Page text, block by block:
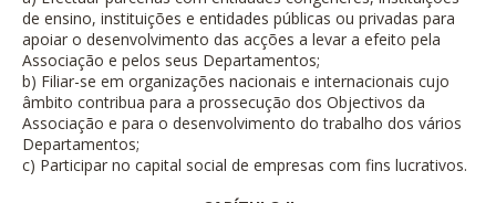
de ensino, instituições e entidades públicas ou privadas para
apoiar o desenvolvimento das acções a levar a efeito pela
Associação e pelos seus Departamentos;
b) Filiar-se em organizações nacionais e internacionais cujo
âmbito contribua para a prossecução dos Objectivos da
Associação e para o desenvolvimento do trabalho dos vários
Departamentos;
c) Participar no capital social de empresas com fins lucrativos.